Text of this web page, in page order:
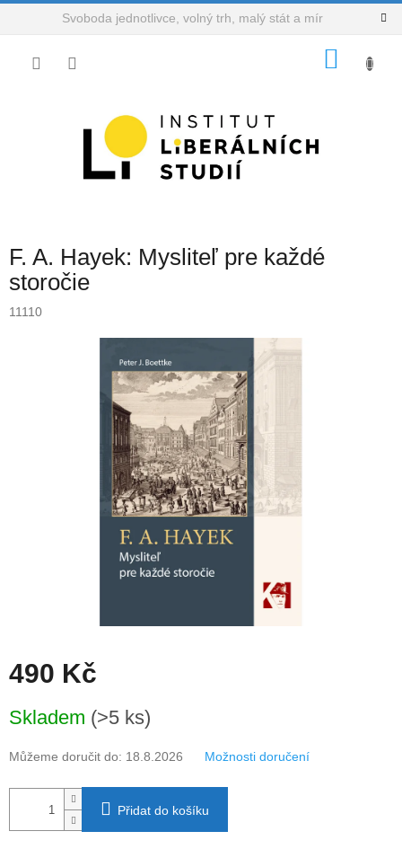
Přejít
Svoboda jednotlivce, volný trh, malý stát a mír
F. A. Hayek: Mysliteľ pre každé
storočie
11110
490 Kč
cena:
Skladem (>5 ks)
Můžeme doručit do: 18.8.2026 Možnosti doručení
Přidat do košíku